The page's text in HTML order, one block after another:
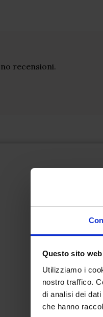
Questo sito
Utilizziamo i
nostro traffico.
di analisi dei
che hanno
recensioni.